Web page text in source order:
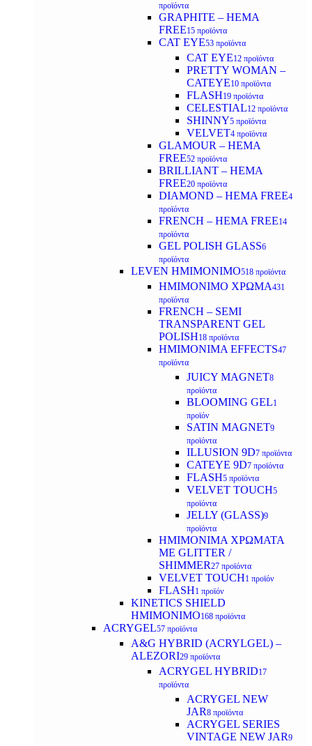
προϊόντα
GRAPHITE – HEMA
FREE15 προϊόντα
CAT EYE53 προϊόντα
CAT EYE12 προϊόντα
PRETTY WOMAN –
CATEYE10 προϊόντα
FLASH19 προϊόντα
CELESTIAL12 προϊόντα
SHINNY5 προϊόντα
VELVET4 προϊόντα
GLAMOUR – HEMA
FREE52 προϊόντα
BRILLIANT – HEMA
FREE20 προϊόντα
DIAMOND – HEMA FREE4
προϊόντα
FRENCH – HEMA FREE14
προϊόντα
GEL POLISH GLASS6
προϊόντα
LEVEN ΗΜΙΜΟΝΙΜΟ518 προϊόντα
ΗΜΙΜΟΝΙΜΟ ΧΡΩΜΑ431
προϊόντα
FRENCH – SEMI
TRANSPARENT GEL
POLISH18 προϊόντα
HMIMONIMA EFFECTS47
προϊόντα
JUICY MAGNET8
προϊόντα
BLOOMING GEL1
προϊόν
SATIN MAGNET9
προϊόντα
ILLUSION 9D7 προϊόντα
CATEYE 9D7 προϊόντα
FLASH5 προϊόντα
VELVET TOUCH5
προϊόντα
JELLY (GLASS)9
προϊόντα
ΗΜΙΜΟΝΙΜA ΧΡΩΜΑΤΑ
ΜΕ GLITTER /
SHIMMER27 προϊόντα
VELVET TOUCH1 προϊόν
FLASH1 προϊόν
KINETICS SHIELD
ΗΜΙΜΟΝΙΜΟ168 προϊόντα
ACRYGEL57 προϊόντα
A&G HYBRID (ACRYLGEL) –
ALEZORI29 προϊόντα
ACRYGEL HYBRID17
προϊόντα
ACRYGEL NEW
JAR8 προϊόντα
ACRYGEL SERIES
VINTAGE NEW JAR9